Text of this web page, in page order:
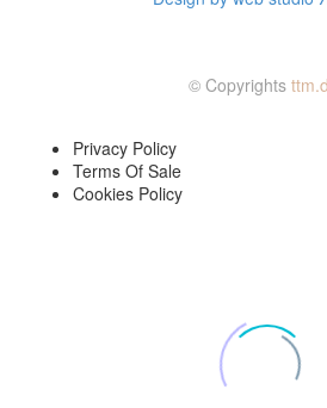
© Copyrights
Privacy Policy
Terms Of Sale
Cookies Policy